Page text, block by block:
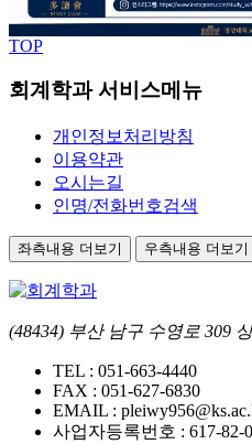
TOP
회계학과 서비스메뉴
개인정보처리방침
이용약관
오시는길
인명/전화번호검색
좌측내용 더보기 우측내용 더보기
(48434) 부산 남구 수영로 309
TEL : 051-663-4440
FAX : 051-627-6830
EMAIL :
사업자등록번호 : 617-82-